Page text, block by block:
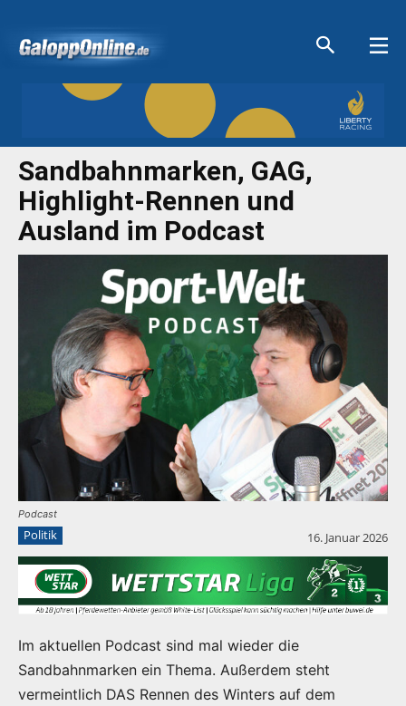
Sandbahnmarken, GAG,
Highlight-Rennen und
Ausland im Podcast
Podcast
Politik 16. Januar 2026
Im aktuellen Podcast sind mal wieder die
Sandbahnmarken ein Thema. Außerdem steht
vermeintlich DAS Rennen des Winters auf dem